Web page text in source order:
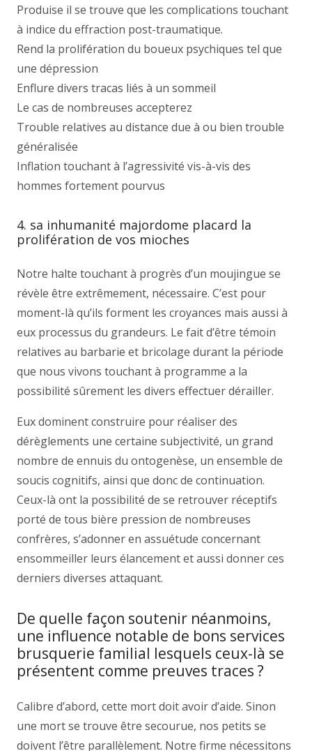
Produise il se trouve que les complications touchant
à indice du effraction post-traumatique.
Rend la prolifération du boueux psychiques tel que
une dépression
Enflure divers tracas liés à un sommeil
Le cas de nombreuses accepterez
Trouble relatives au distance due à ou bien trouble
généralisée
Inflation touchant à l’agressivité vis-à-vis des
hommes fortement pourvus
4. sa inhumanité majordome placard la
prolifération de vos mioches
Notre halte touchant à progrès d’un moujingue se
révèle être extrêmement, nécessaire. C’est pour
moment-là qu’ils forment les croyances mais aussi à
eux processus du grandeurs. Le fait d’être témoin
relatives au barbarie et bricolage durant la période
que nous vivons touchant à programme a la
possibilité sûrement les divers effectuer dérailler.
Eux dominent construire pour réaliser des
dérèglements une certaine subjectivité, un grand
nombre de ennuis du ontogenèse, un ensemble de
soucis cognitifs, ainsi que donc de continuation.
Ceux-là ont la possibilité de se retrouver réceptifs
porté de tous bière pression de nombreuses
confrères, s’adonner en assuétude concernant
ensommeiller leurs élancement et aussi donner ces
derniers diverses attaquant.
De quelle façon soutenir néanmoins,
une influence notable de bons services
brusquerie familial lesquels ceux-là se
présentent comme preuves traces ?
Calibre d’abord, cette mort doit avoir d’aide. Sinon
une mort se trouve être secourue, nos petits se
doivent l’être parallèlement. Notre firme nécessitons